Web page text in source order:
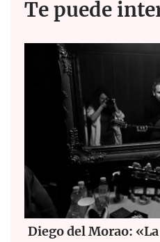
Te puede
Diego del Morao: